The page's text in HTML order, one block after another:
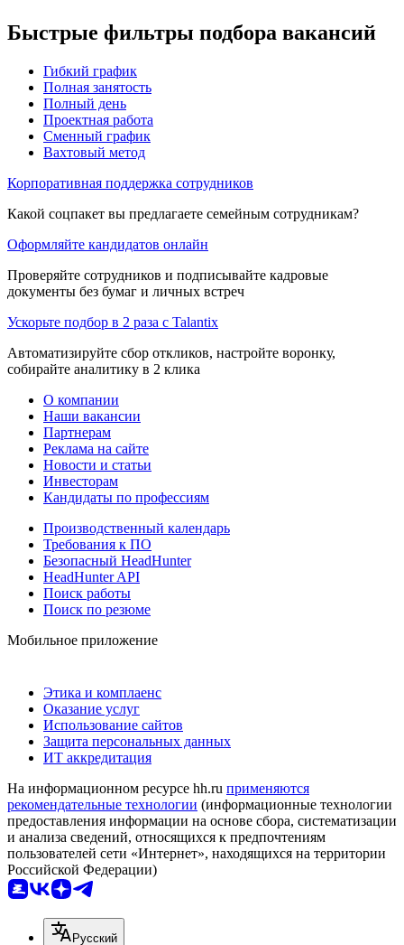
Быстрые фильтры подбора вакансий
Гибкий график
Полная занятость
Полный день
Проектная работа
Сменный график
Вахтовый метод
Корпоративная поддержка сотрудников
Какой соцпакет вы предлагаете семейным сотрудникам?
Оформляйте кандидатов онлайн
Проверяйте сотрудников и подписывайте кадровые
документы без бумаг и личных встреч
Ускорьте подбор в 2 раза с Talantix
Автоматизируйте сбор откликов, настройте воронку,
собирайте аналитику в 2 клика
О компании
Наши вакансии
Партнерам
Реклама на сайте
Новости и статьи
Инвесторам
Кандидаты по профессиям
Производственный календарь
Требования к ПО
Безопасный HeadHunter
HeadHunter API
Поиск работы
Поиск по резюме
Мобильное приложение
Этика и комплаенс
Оказание услуг
Использование сайтов
Защита персональных данных
ИТ аккредитация
На информационном ресурсе hh.ru применяются
рекомендательные технологии (информационные технологии
предоставления информации на основе сбора, систематизации
и анализа сведений, относящихся к предпочтениям
пользователей сети «Интернет», находящихся на территории
Российской Федерации)
Русский